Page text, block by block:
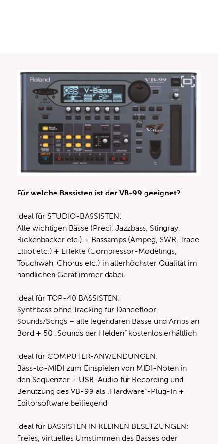
Für welche Bassisten ist der VB-99 geeignet?
Ideal für STUDIO-BASSISTEN:
Alle wichtigen Bässe (Preci, Jazzbass, Stingray,
Rickenbacker etc.) + Bassamps (Ampeg, SWR, Trace
Elliot etc.) + Effekte (Compressor-Modelings,
Touchwah, Chorus etc.) in allerhöchster Qualität im
handlichen Gerät immer dabei.
Ideal für TOP-40 BASSISTEN:
Synthbass ohne Tracking für Dancefloor-
Sounds/Songs + alle legendären Bässe und Amps an
Bord + 50 „Sounds der Helden“ kostenlos erhältlich
Ideal für COMPUTER-ANWENDUNGEN:
Bass-to-MIDI zum Einspielen von MIDI-Noten in
den Sequenzer + USB-Audio für Recording und
Benutzung des VB-99 als „Hardware“-Plug-In +
Editorsoftware beiliegend
Ideal für BASSISTEN IN KLEINEN BESETZUNGEN:
Freies, virtuelles Umstimmen des Basses oder